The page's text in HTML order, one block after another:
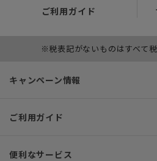
ご利用ガイド
※税表記がないものはすべて
キャンペーン情報
ご利用ガイド
便利なサービス